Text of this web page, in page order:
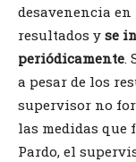
desavenencia
resultados y se
periódicamente.
a pesar de los
supervisor no
las medidas que
Pardo, el